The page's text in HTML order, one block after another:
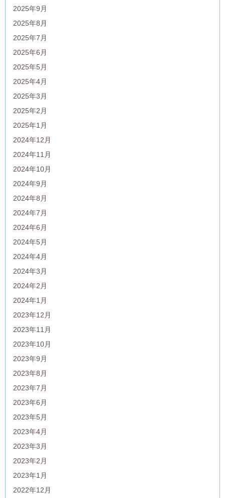
2025年9月
2025年8月
2025年7月
2025年6月
2025年5月
2025年4月
2025年3月
2025年2月
2025年1月
2024年12月
2024年11月
2024年10月
2024年9月
2024年8月
2024年7月
2024年6月
2024年5月
2024年4月
2024年3月
2024年2月
2024年1月
2023年12月
2023年11月
2023年10月
2023年9月
2023年8月
2023年7月
2023年6月
2023年5月
2023年4月
2023年3月
2023年2月
2023年1月
2022年12月